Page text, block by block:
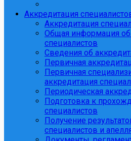
Аккредитация
Аккредитация
Общая информация об
специалистов
Сведения об
Первичная
Первичная
аккредитация
Периодическая
Подготовка к
специалистов
Получение
специалистов и